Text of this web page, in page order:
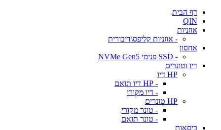
דף הבית
QIN
אוזניות
- אוזניות קליפס\דיבורית
אחסון
- SSD פנימי NVMe Gen5
דיו וטונרים
HP דיו
- HP דיו תואם
- דיו מקורי
HP טונרים
- טונר מקורי
- טונר תואם
כיסאות